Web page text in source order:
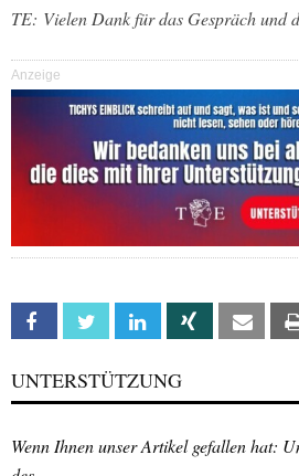
TE: Vielen Dank für das Gespräch und
Anzeige
Facebook Twitter Linkedin Xing Email
UNTERSTÜTZUNG
Wenn Ihnen unser Artikel gefallen hat: